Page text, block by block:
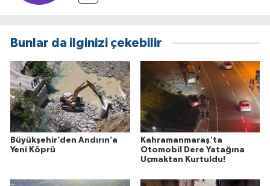
Bunlar da ilginizi çekebilir
Büyükşehir’den Andırın’a
Yeni Köprü
Kahramanmaraş'ta
Otomobil Dere Yatağına
Uçmaktan Kurtuldu!